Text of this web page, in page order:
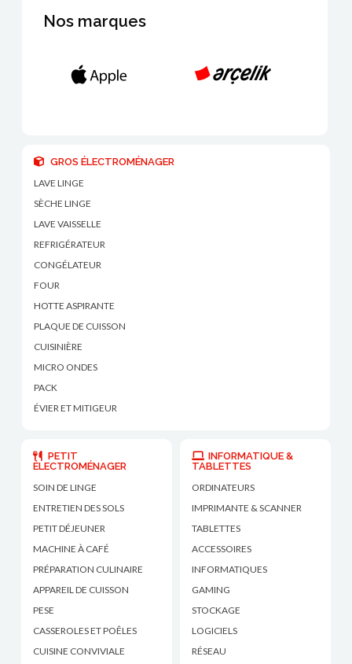
Nos marques
GROS ÉLECTROMÉNAGER
LAVE LINGE
SÈCHE LINGE
LAVE VAISSELLE
REFRIGÉRATEUR
CONGÉLATEUR
FOUR
HOTTE ASPIRANTE
PLAQUE DE CUISSON
CUISINIÈRE
MICRO ONDES
PACK
ÉVIER ET MITIGEUR
PETIT
ÉLECTROMÉNAGER
SOIN DE LINGE
ENTRETIEN DES SOLS
PETIT DÉJEUNER
MACHINE À CAFÉ
PRÉPARATION CULINAIRE
APPAREIL DE CUISSON
PESE
CASSEROLES ET POÊLES
CUISINE CONVIVIALE
INFORMATIQUE &
TABLETTES
ORDINATEURS
IMPRIMANTE & SCANNER
TABLETTES
ACCESSOIRES
INFORMATIQUES
GAMING
STOCKAGE
LOGICIELS
RÉSEAU